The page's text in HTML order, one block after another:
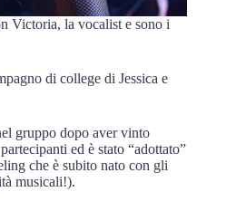
Victoria, la vocalist e sono i
di college di Jessica e
gruppo dopo aver vinto
ed è stato “adottato”
che è subito nato con gli
musicali!).